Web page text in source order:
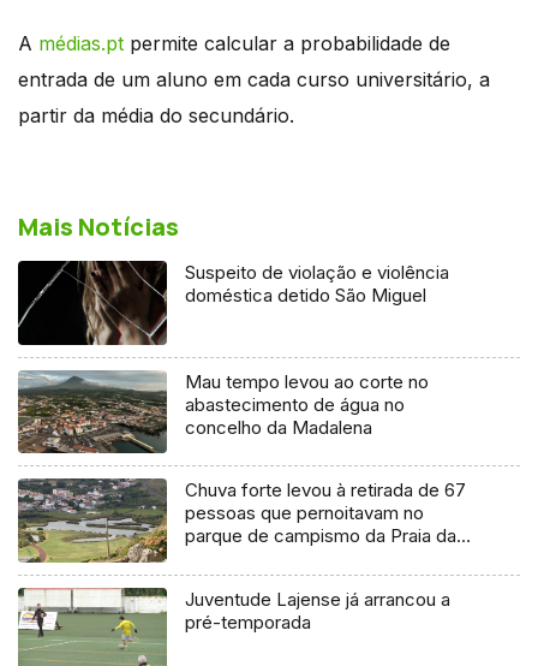
A médias.pt permite calcular a probabilidade de
entrada de um aluno em cada curso universitário, a
partir da média do secundário.
Mais Notícias
Suspeito de violação e violência
doméstica detido São Miguel
Mau tempo levou ao corte no
abastecimento de água no
concelho da Madalena
Chuva forte levou à retirada de 67
pessoas que pernoitavam no
parque de campismo da Praia da
Juventude Lajense já arrancou a
pré-temporada